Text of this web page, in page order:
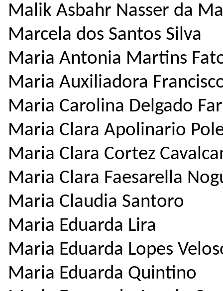
Malik Asbahr Nasser da
Marcela dos Santos Silva
Maria Antonia Martins
Maria Auxiliadora
Maria Carolina Delgado
Maria Clara Apolinario
Maria Clara Cortez
Maria Clara Faesarella
Maria Claudia Santoro
Maria Eduarda Lira
Maria Eduarda Lopes
Maria Eduarda Quintino